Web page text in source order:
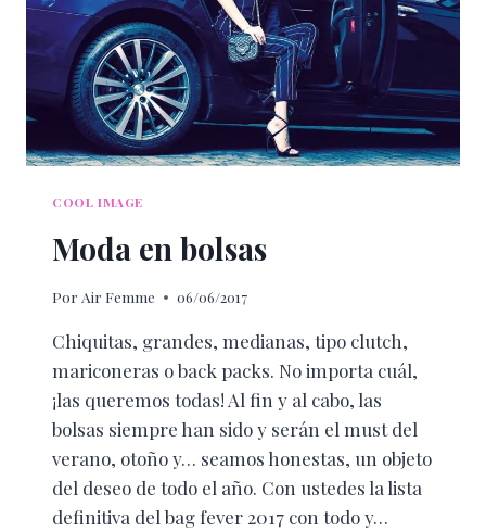
COOL IMAGE
Moda en bolsas
Por Air Femme 06/06/2017
Chiquitas, grandes, medianas, tipo clutch,
mariconeras o back packs. No importa cuál,
¡las queremos todas! Al fin y al cabo, las
bolsas siempre han sido y serán el must del
verano, otoño y… seamos honestas, un objeto
del deseo de todo el año. Con ustedes la lista
definitiva del bag fever 2017 con todo y…